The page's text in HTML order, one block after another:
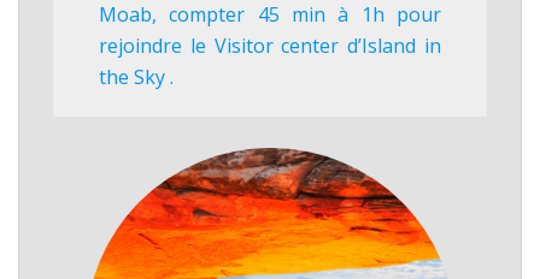
Moab, compter 45 min à 1h pour
rejoindre le Visitor center d’Island in
the Sky .